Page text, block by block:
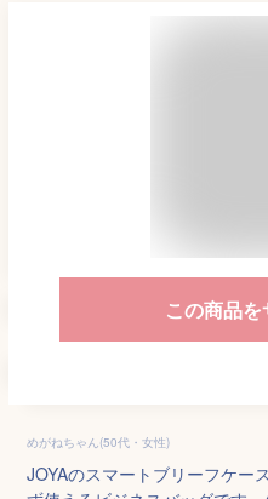
この商品
めがねちゃん(50代・女性)
JOYAのスマートブリーフケー